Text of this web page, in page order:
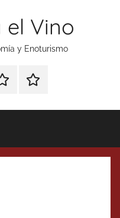
el Vino
y Enoturismo
Contacto